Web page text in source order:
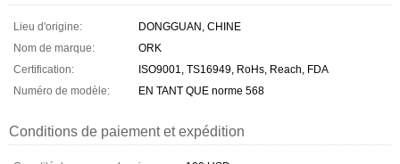
Lieu d'origine:
DONGGUAN, CHINE
Nom de marque:
ORK
Certification:
ISO9001, TS16949, RoHs, Reach, FDA
Numéro de modèle:
EN TANT QUE norme 568
Conditions de paiement et expédition